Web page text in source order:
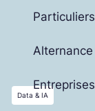
contenu
Particuliers
Alternance
Entreprises
Data & IA